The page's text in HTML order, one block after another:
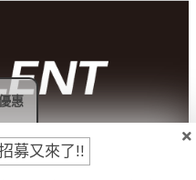
法
募又來了!!
惠